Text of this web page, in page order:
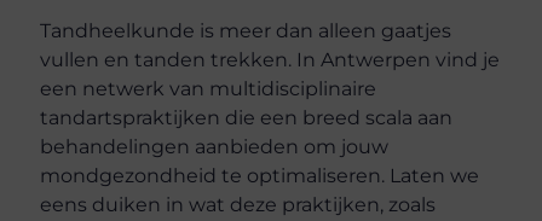
Tandheelkunde is meer dan alleen gaatjes
vullen en tanden trekken. In Antwerpen vind je
een netwerk van multidisciplinaire
tandartspraktijken die een breed scala aan
behandelingen aanbieden om jouw
mondgezondheid te optimaliseren. Laten we
eens duiken in wat deze praktijken, zoals